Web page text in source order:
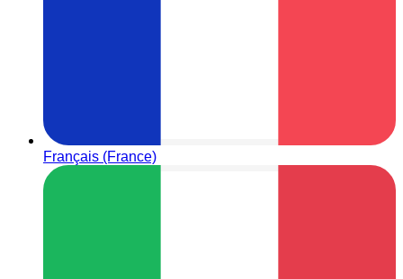
Français (France)